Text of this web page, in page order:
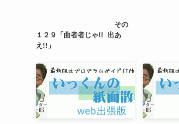
その
１２９「曲者者じゃ!! 出あ
え!!」